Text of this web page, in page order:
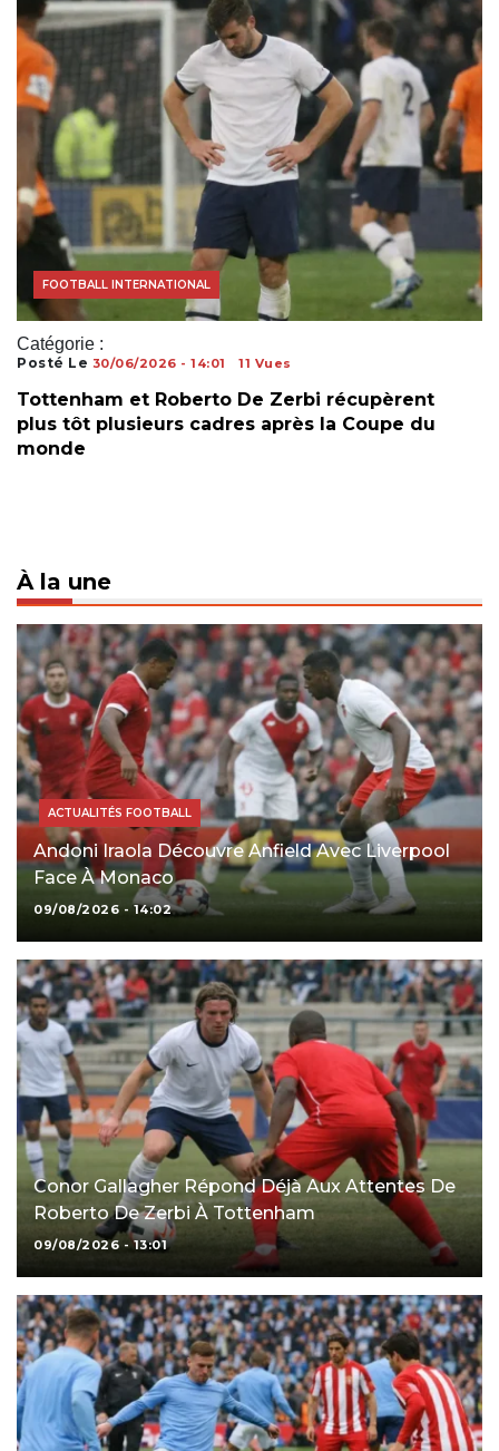
Catégorie :
ACTUALITÉS FOOTBALL
COUPE DU MONDE
FOOTBALL INTERNATIONAL
Posté Le 30/06/2026 - 14:01 11 Vues
Tottenham et Roberto De Zerbi récupèrent
plus tôt plusieurs cadres après la Coupe du
monde
À la une
ACTUALITÉS FOOTBALL
Andoni Iraola Découvre Anfield Avec Liverpool
Face À Monaco
09/08/2026 - 14:02
Conor Gallagher Répond Déjà Aux Attentes De
Roberto De Zerbi À Tottenham
09/08/2026 - 13:01